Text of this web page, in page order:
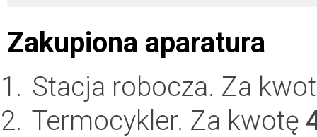
Zakupiona aparatura
Stacja robocza. Za
Termocykler. Za kwotę